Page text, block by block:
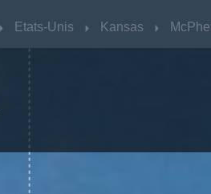
Etats-Unis Kansas
Etats-Unis Kansas